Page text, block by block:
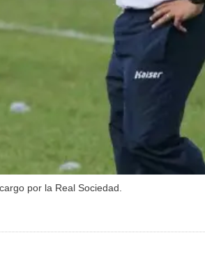
por la Real Sociedad.